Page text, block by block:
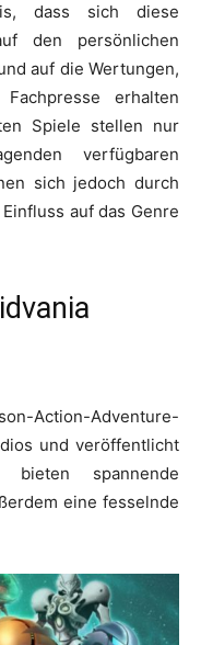
dass sich diese
den persönlichen
auf die Wertungen,
erhalten
Spiele stellen nur
verfügbaren
sich jedoch durch
auf das Genre
Action-Adventure-
und veröffentlicht
spannende
eine fesselnde